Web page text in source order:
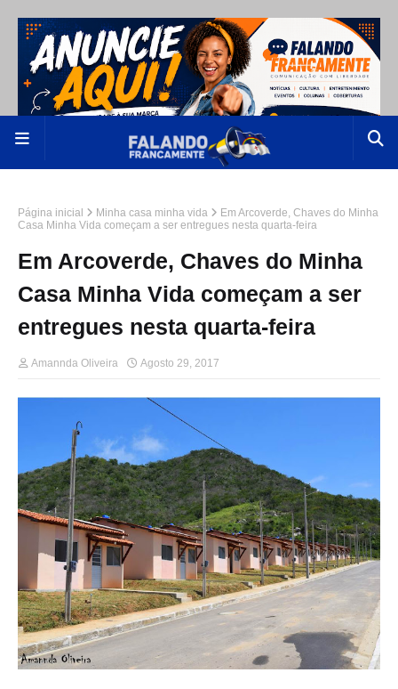
Página inicial Minha casa minha vida
Em Arcoverde, Chaves do Minha
Casa Minha Vida começam a ser entregues nesta quarta-feira
Em Arcoverde, Chaves do Minha
Casa Minha Vida começam a ser
entregues nesta quarta-feira
Amannda Oliveira Agosto 29, 2017